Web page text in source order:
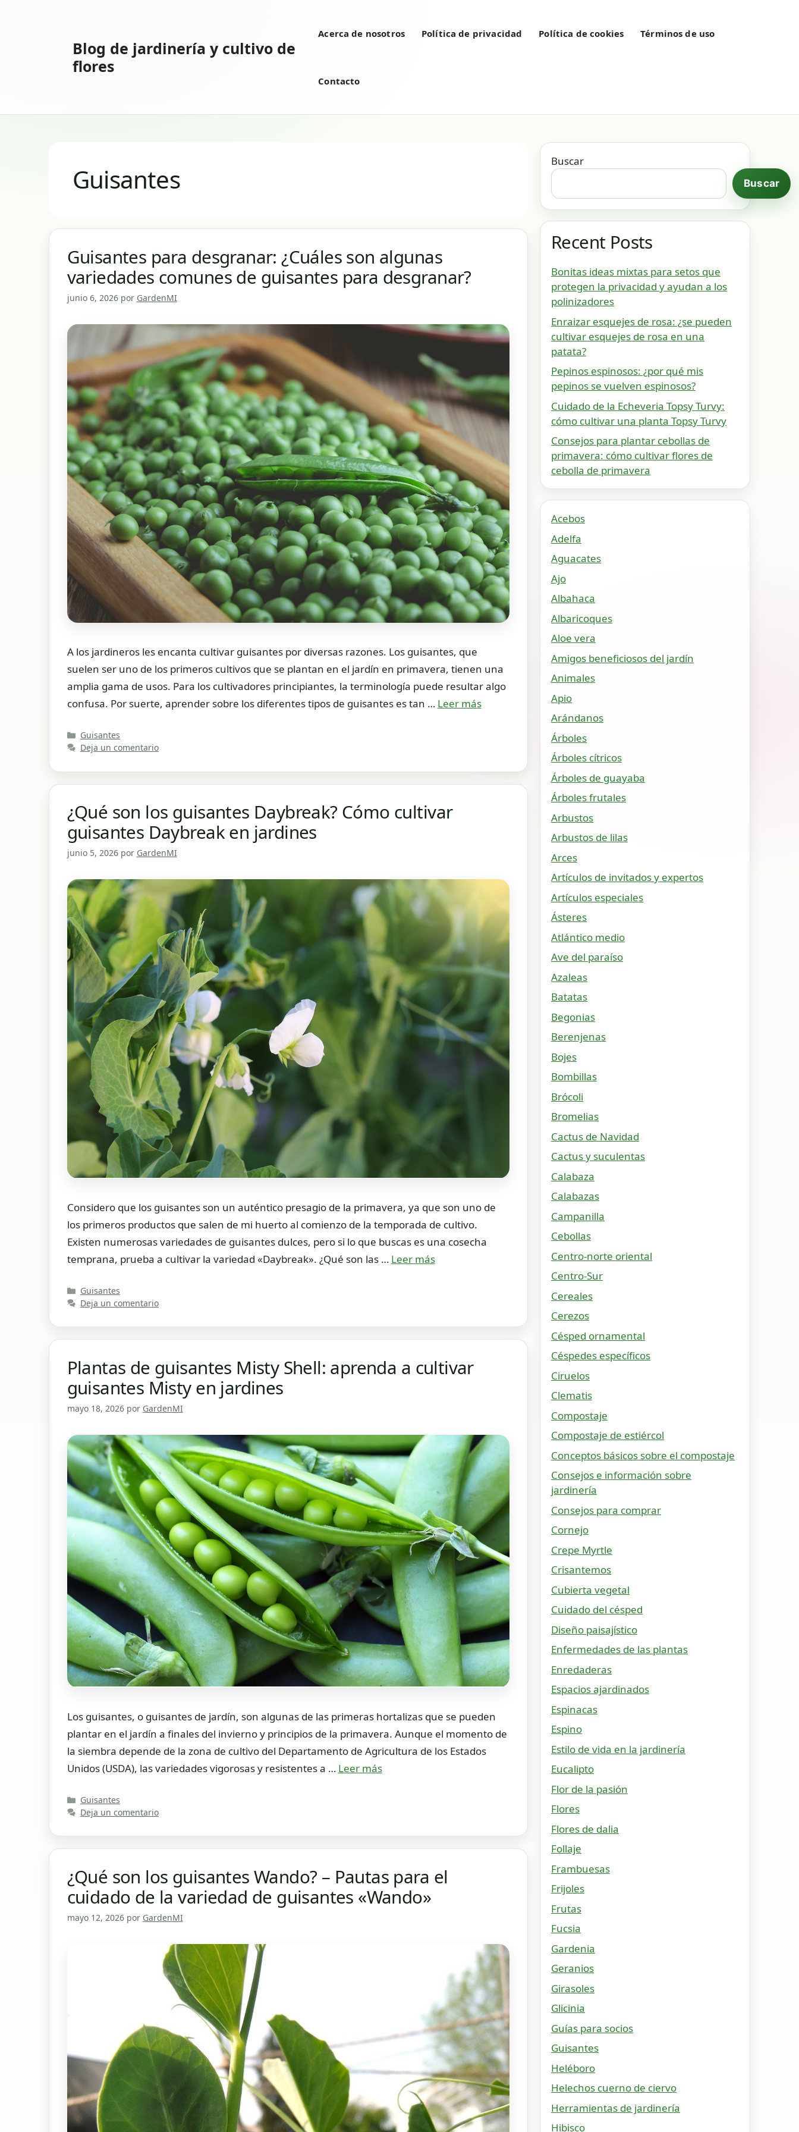
Blog de jardinería y cultivo de
flores
Acerca de nosotros Política de privacidad Política de cookies Términos de uso
Contacto
Guisantes
Guisantes para desgranar: ¿Cuáles son algunas
variedades comunes de guisantes para desgranar?
junio 6, 2026 por GardenMI
A los jardineros les encanta cultivar guisantes por diversas razones. Los guisantes, que
suelen ser uno de los primeros cultivos que se plantan en el jardín en primavera, tienen una
amplia gama de usos. Para los cultivadores principiantes, la terminología puede resultar algo
confusa. Por suerte, aprender sobre los diferentes tipos de guisantes es tan … Leer más
Categorías
Guisantes
Deja un comentario
¿Qué son los guisantes Daybreak? Cómo cultivar
guisantes Daybreak en jardines
junio 5, 2026 por GardenMI
Considero que los guisantes son un auténtico presagio de la primavera, ya que son uno de
los primeros productos que salen de mi huerto al comienzo de la temporada de cultivo.
Existen numerosas variedades de guisantes dulces, pero si lo que buscas es una cosecha
temprana, prueba a cultivar la variedad «Daybreak». ¿Qué son las … Leer más
Categorías
Guisantes
Deja un comentario
Plantas de guisantes Misty Shell: aprenda a cultivar
guisantes Misty en jardines
mayo 18, 2026 por GardenMI
Los guisantes, o guisantes de jardín, son algunas de las primeras hortalizas que se pueden
plantar en el jardín a finales del invierno y principios de la primavera. Aunque el momento de
la siembra depende de la zona de cultivo del Departamento de Agricultura de los Estados
Unidos (USDA), las variedades vigorosas y resistentes a … Leer más
Categorías
Guisantes
Deja un comentario
¿Qué son los guisantes Wando? – Pautas para el
cuidado de la variedad de guisantes «Wando»
mayo 12, 2026 por GardenMI
Buscar
Buscar
Recent Posts
Bonitas ideas mixtas para setos que
protegen la privacidad y ayudan a los
polinizadores
Enraizar esquejes de rosa: ¿se pueden
cultivar esquejes de rosa en una
patata?
Pepinos espinosos: ¿por qué mis
pepinos se vuelven espinosos?
Cuidado de la Echeveria Topsy Turvy:
cómo cultivar una planta Topsy Turvy
Consejos para plantar cebollas de
primavera: cómo cultivar flores de
cebolla de primavera
Acebos
Adelfa
Aguacates
Ajo
Albahaca
Albaricoques
Aloe vera
Amigos beneficiosos del jardín
Animales
Apio
Arándanos
Árboles
Árboles cítricos
Árboles de guayaba
Árboles frutales
Arbustos
Arbustos de lilas
Arces
Artículos de invitados y expertos
Artículos especiales
Ásteres
Atlántico medio
Ave del paraíso
Azaleas
Batatas
Begonias
Berenjenas
Bojes
Bombillas
Brócoli
Bromelias
Cactus de Navidad
Cactus y suculentas
Calabaza
Calabazas
Campanilla
Cebollas
Centro-norte oriental
Centro-Sur
Cereales
Cerezos
Césped ornamental
Céspedes específicos
Ciruelos
Clematis
Compostaje
Compostaje de estiércol
Conceptos básicos sobre el compostaje
Consejos e información sobre
jardinería
Consejos para comprar
Cornejo
Crepe Myrtle
Crisantemos
Cubierta vegetal
Cuidado del césped
Diseño paisajístico
Enfermedades de las plantas
Enredaderas
Espacios ajardinados
Espinacas
Espino
Estilo de vida en la jardinería
Eucalipto
Flor de la pasión
Flores
Flores de dalia
Follaje
Frambuesas
Frijoles
Frutas
Fucsia
Gardenia
Geranios
Girasoles
Glicinia
Guías para socios
Guisantes
Heléboro
Helechos cuerno de ciervo
Herramientas de jardinería
Hibisco